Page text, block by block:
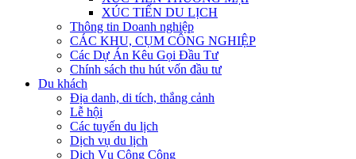
XÚC TIẾN DU LỊCH
Thông tin Doanh nghiệp
CÁC KHU, CỤM CÔNG NGHIỆP
Các Dự Án Kêu Gọi Đầu Tư
Chính sách thu hút vốn đầu tư
Du khách
Địa danh, di tích, thắng cảnh
Lễ hội
Các tuyến du lịch
Dịch vụ du lịch
Dịch Vụ Công Cộng